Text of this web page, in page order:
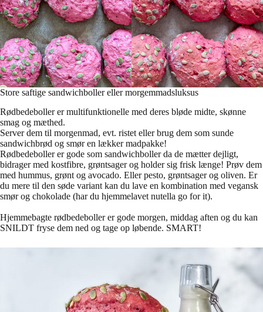
Store saftige sandwichboller eller morgemmadsluksus
Rødbedeboller er multifunktionelle med deres bløde midte, skønne
smag og mæthed.
Server dem til morgenmad, evt. ristet eller brug dem som sunde
sandwichbrød og smør en lækker madpakke!
Rødbedeboller er gode som sandwichboller da de mætter dejligt,
bidrager med kostfibre, grøntsager og holder sig frisk længe! Prøv dem
med hummus, grønt og avocado. Eller pesto, grøntsager og oliven. Er
du mere til den søde variant kan du lave en kombination med vegansk
smør og chokolade (har du hjemmelavet nutella go for it).
Hjemmebagte rødbedeboller er gode morgen, middag aften og du kan
SNILDT fryse dem ned og tage op løbende. SMART!